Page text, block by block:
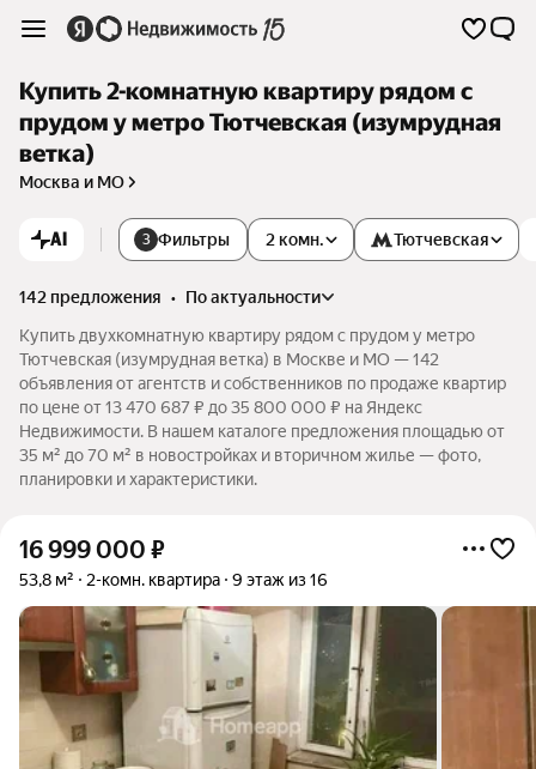
Купить 2-комнатную квартиру рядом с
прудом у метро Тютчевская (изумрудная
ветка)
Москва и МО
AI 3 Фильтры 2 комн. Тютчевская
142 предложения •
по актуальности
Купить двухкомнатную квартиру рядом с прудом у метро
Тютчевская (изумрудная ветка) в Москве и МО — 142
объявления от агентств и собственников по продаже квартир
по цене от 13 470 687 ₽ до 35 800 000 ₽ на Яндекс
Недвижимости. В нашем каталоге предложения площадью от
35 м² до 70 м² в новостройках и вторичном жилье — фото,
планировки и характеристики.
16 999 000 ₽
53,8 м² 2-комн. квартира 9 этаж из 16